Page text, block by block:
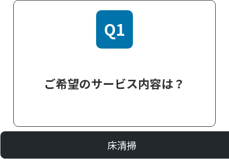
Q1
ご希望のサービス内容は？
床清掃